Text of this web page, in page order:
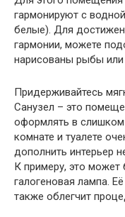
гармонируют с
белые). Для
гармонии, можете
нарисованы рыбы
Придерживайтесь
Санузел – это
оформлять в слишком
комнате и туалете
дополнить интерьер
К примеру, это может
галогеновая лампа.
также облегчит